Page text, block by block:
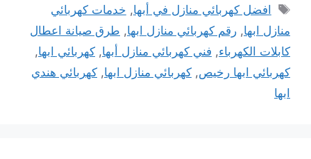
الوسوم
افضل كهربائي منازل في أبها, خدمات كهربائي
منازل ابها, رقم كهربائي منازل ابها, طرق صيانة اعطال
كابلات الكهرباء, فني كهربائي منازل أبها, كهربائي ابها,
كهربائي ابها رخيص, كهربائي منازل ابها, كهربائي هندي
ابها